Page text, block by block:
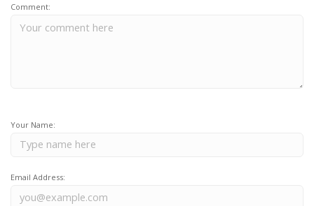
Comment:
Your Name:
Email Address: